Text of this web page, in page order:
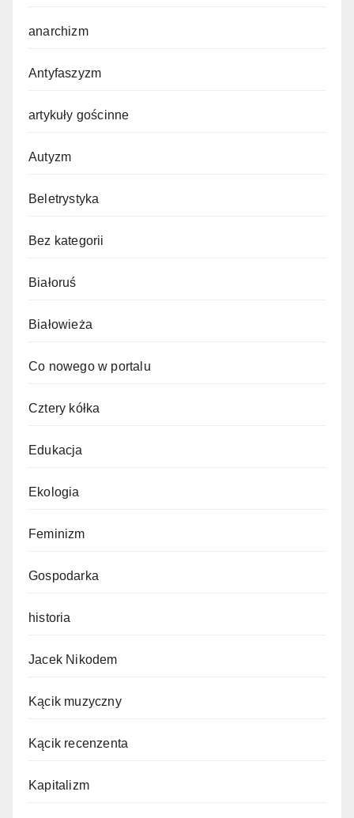
anarchizm
Antyfaszyzm
artykuły gościnne
Autyzm
Beletrystyka
Bez kategorii
Białoruś
Białowieża
Co nowego w portalu
Cztery kółka
Edukacja
Ekologia
Feminizm
Gospodarka
historia
Jacek Nikodem
Kącik muzyczny
Kącik recenzenta
Kapitalizm